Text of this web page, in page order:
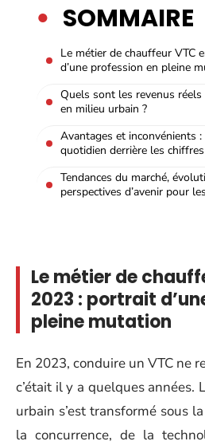
SOMMAIRE
Le métier de chauffeur VTC
d’une profession en pleine
Quels sont les revenus
en milieu urbain ?
Avantages et inconvénients
quotidien derrière les chiffres
Tendances du marché,
perspectives d’avenir pour
Le métier de
2023 : portrait
pleine mutation
En 2023, conduire un VTC ne
c’était il y a quelques années.
urbain s’est transformé sous
la concurrence, de la